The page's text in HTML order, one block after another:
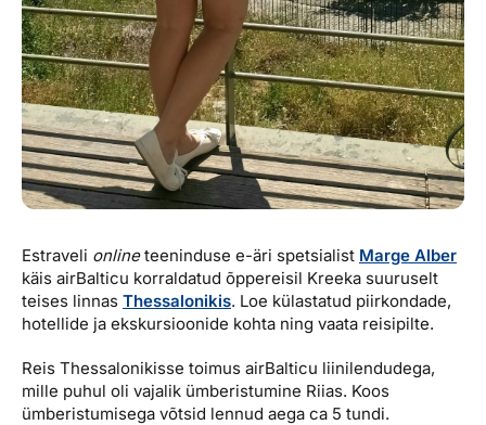
Estraveli onlineteeninduse e-äri spetsialist Marge Alber
käis airBalticu korraldatud õppereisil Kreeka suuruselt
teises linnas Thessalonikis. Loe külastatud piirkondade,
hotellide ja ekskursioonide kohta ning vaata reisipilte.
Reis Thessalonikisse toimus airBalticu liinilendudega,
mille puhul oli vajalik ümberistumine Riias. Koos
ümberistumisega võtsid lennud aega ca 5 tundi.